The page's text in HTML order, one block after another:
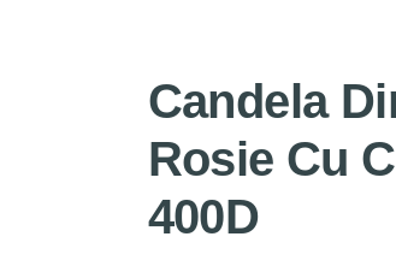
Candela
Rosie Cu
400D